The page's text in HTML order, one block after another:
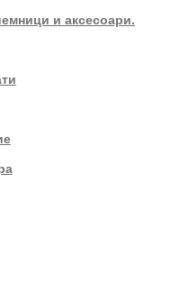
и аксесоари.